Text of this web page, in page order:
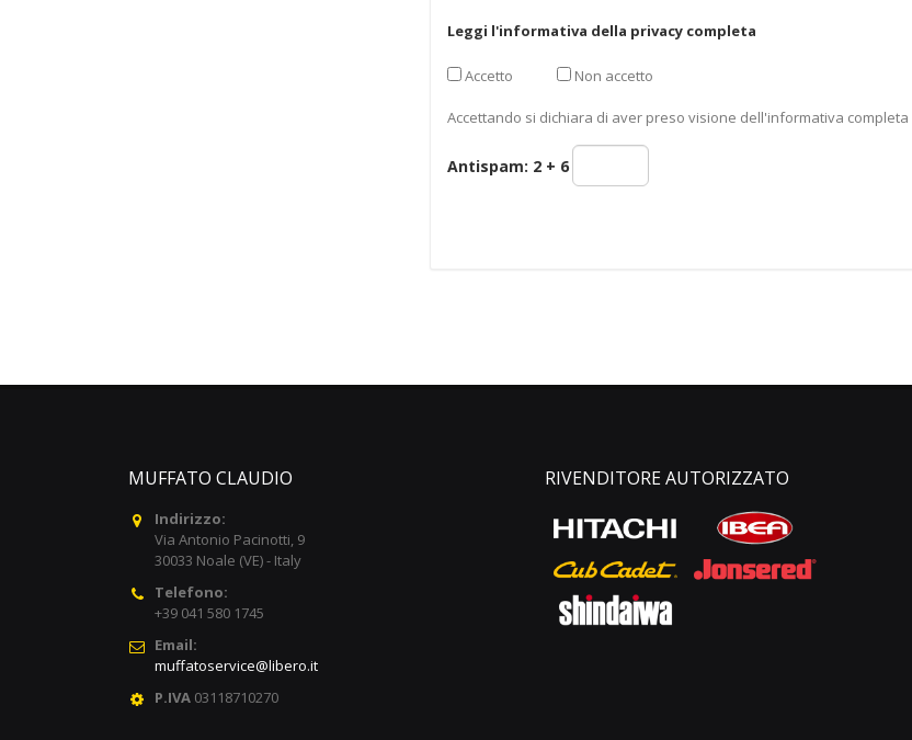
Leggi l'informativa della privacy completa
Accetto Non accetto
Accettando si dichiara di aver preso visione dell'informativa completa
Antispam: 2 + 6
MUFFATO CLAUDIO
Indirizzo:
Via Antonio Pacinotti, 9
30033 Noale (VE) - Italy
Telefono:
+39 041 580 1745
Email:
muffatoservice@libero.it
P.IVA 03118710270
RIVENDITORE AUTORIZZATO